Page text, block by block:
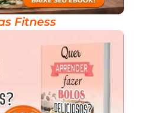
Fitness